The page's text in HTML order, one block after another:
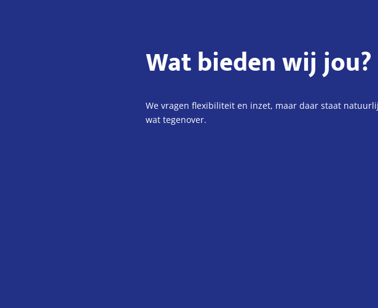
Wat bieden wij jou?
We vragen flexibiliteit en inzet, maar daar staat
wat tegenover.